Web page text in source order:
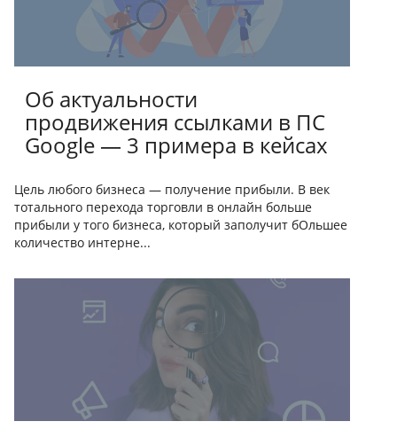
Об актуальности
продвижения ссылками в ПС
Google — 3 примера в кейсах
Цель любого бизнеса — получение прибыли. В век
тотального перехода торговли в онлайн больше
прибыли у того бизнеса, который заполучит бОльшее
количество интерне...